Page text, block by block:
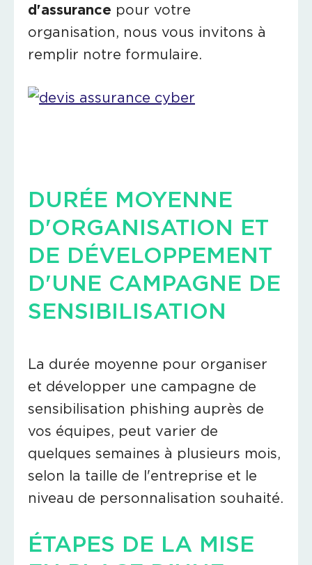
d'assurance pour votre
organisation, nous vous invitons à
remplir notre formulaire.
DURÉE MOYENNE
D'ORGANISATION ET
DE DÉVELOPPEMENT
D'UNE CAMPAGNE DE
SENSIBILISATION
La durée moyenne pour organiser
et développer une campagne de
sensibilisation phishing auprès de
vos équipes, peut varier de
quelques semaines à plusieurs mois,
selon la taille de l'entreprise et le
niveau de personnalisation souhaité.
ÉTAPES DE LA MISE